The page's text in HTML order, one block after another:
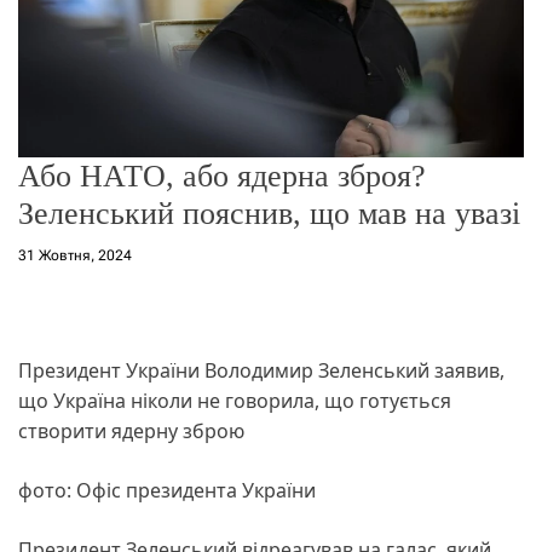
и
м
Або НАТО, або ядерна зброя?
Зеленський пояснив, що мав на увазі
31 Жовтня, 2024
Президент України Володимир Зеленський заявив,
що Україна ніколи не говорила, що готується
створити ядерну зброю
фото: Офіс президента України